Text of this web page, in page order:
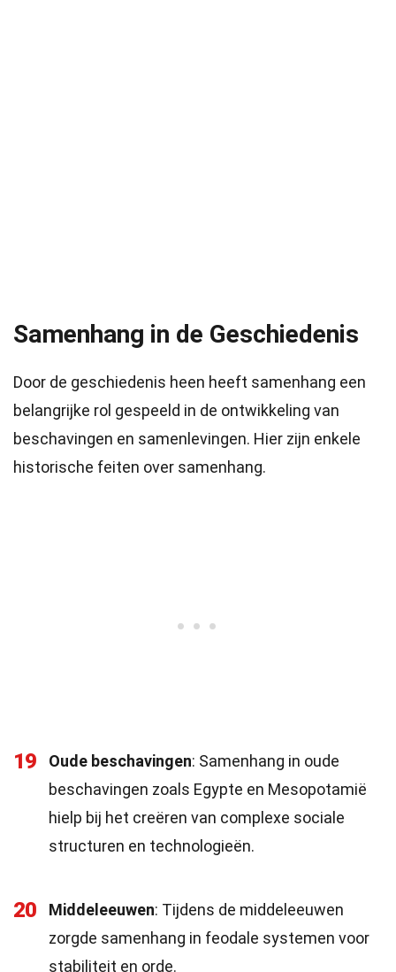
Samenhang in de Geschiedenis
Door de geschiedenis heen heeft samenhang een
belangrijke rol gespeeld in de ontwikkeling van
beschavingen en samenlevingen. Hier zijn enkele
historische feiten over samenhang.
19 Oude beschavingen: Samenhang in oude
beschavingen zoals Egypte en Mesopotamië
hielp bij het creëren van complexe sociale
structuren en technologieën.
20 Middeleeuwen: Tijdens de middeleeuwen
zorgde samenhang in feodale systemen voor
stabiliteit en orde.